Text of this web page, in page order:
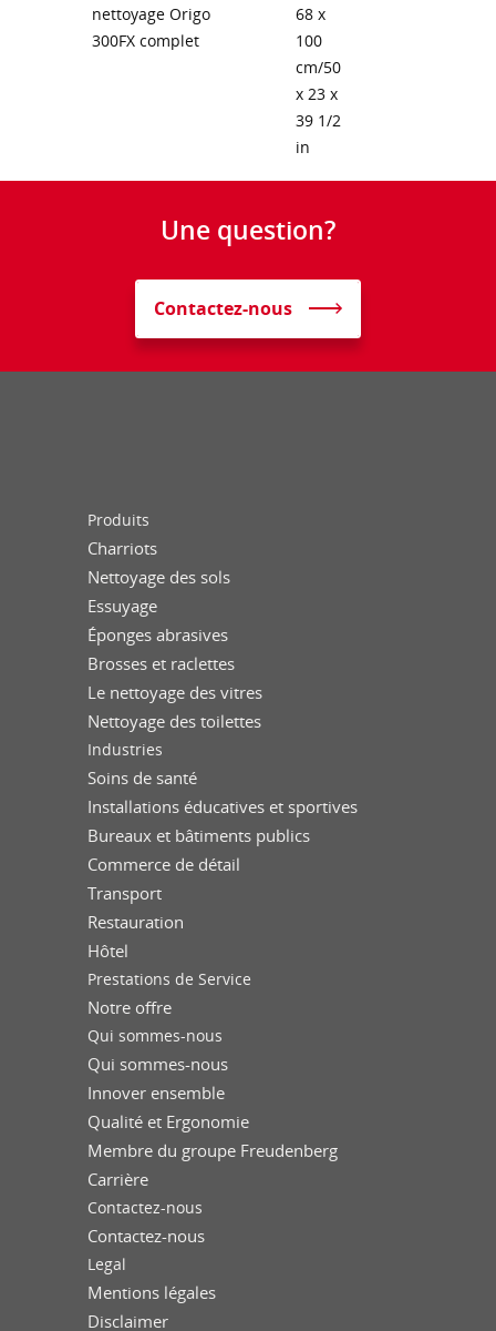
nettoyage Origo
300FX complet
68 x
100
cm/50
x 23 x
39 1/2
in
Une question?
Contactez-nous
Produits
Charriots
Nettoyage des sols
Essuyage
Éponges abrasives
Brosses et raclettes
Le nettoyage des vitres
Nettoyage des toilettes
Industries
Soins de santé
Installations éducatives et sportives
Bureaux et bâtiments publics
Commerce de détail
Transport
Restauration
Hôtel
Prestations de Service
Notre offre
Qui sommes-nous
Qui sommes-nous
Innover ensemble
Qualité et Ergonomie
Membre du groupe Freudenberg
Carrière
Contactez-nous
Contactez-nous
Legal
Mentions légales
Disclaimer